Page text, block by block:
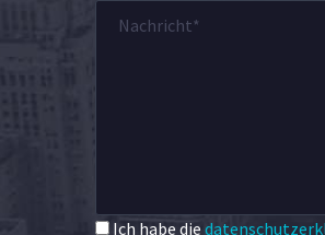
Ich habe die